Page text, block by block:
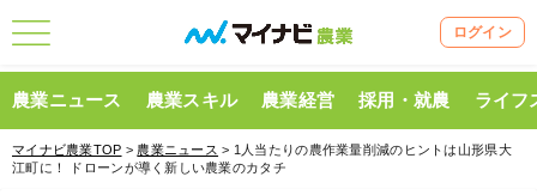
ログイン
農業ニュース 農業スキル 農業経営 採用・就農 ライフ
マイナビ農業TOP > 農業ニュース > 1人当たりの農作業量削減のヒントは山形県大
江町に！ ドローンが導く新しい農業のカタチ